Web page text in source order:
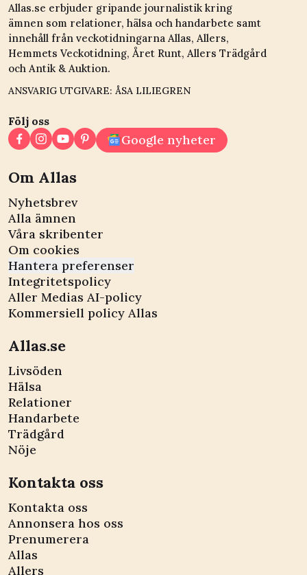
Allas.se erbjuder gripande journalistik kring
ämnen som relationer, hälsa och handarbete samt
innehåll från veckotidningarna Allas, Allers,
Hemmets Veckotidning, Året Runt, Allers Trädgård
och Antik & Auktion.
ANSVARIG UTGIVARE: ÅSA LILIEGREN
Följ oss
Google nyheter
Om Allas
Nyhetsbrev
Alla ämnen
Våra skribenter
Om cookies
Hantera preferenser
Integritetspolicy
Aller Medias AI-policy
Kommersiell policy Allas
Allas.se
Livsöden
Hälsa
Relationer
Handarbete
Trädgård
Nöje
Kontakta oss
Kontakta oss
Annonsera hos oss
Prenumerera
Allas
Allers